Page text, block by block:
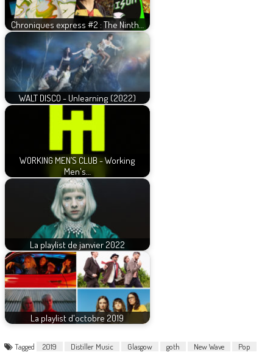
Chroniques express #2 : The Ninth…
WALT DISCO - Unlearning (2022)
WORKING MEN’S CLUB - Working
Men's…
La playlist de janvier 2022
La playlist d'octobre 2019
Tagged 2019 Distiller Music Glasgow goth New Wave
Pop